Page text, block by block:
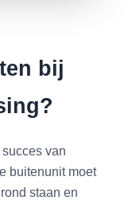
bij
van
buitenunit moet
staan en